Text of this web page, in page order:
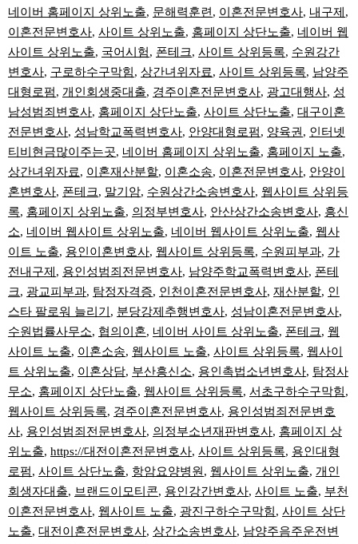
네이버 홈페이지 상위노출, 문해력훈련 , 이혼전문변호사, 내구제 ,
이혼전문변호사, 사이트 상위노출, 홈페이지 상단노출, 네이버 웹
사이트 상위노출, 국어시험, 폰테크, 사이트 상위등록, 수원강간
변호사, 구로하수구막힘, 상간녀위자료, 사이트 상위등록, 남양주
대형로펌, 개인회생중대출, 경주이혼전문변호사, 광고대행사, 성
남성범죄변호사, 홈페이지 상단노출, 사이트 상단노출, 대구이혼
전문변호사, 성남학교폭력변호사, 안양대형로펌, 양육권 , 인터넷
티비현금많이주는곳, 네이버 홈페이지 상위노출, 홈페이지 노출,
상간녀위자료, 이혼재산분할, 이혼소송, 이혼전문변호사, 안양이
혼변호사, 폰테크, 말기암, 수원상간소송변호사, 웹사이트 상위등
록, 홈페이지 상위노출, 의정부변호사, 안산상간소송변호사, 흥신
소, 네이버 웹사이트 상위노출, 네이버 웹사이트 상위노출, 웹사
이트 노출, 용인이혼변호사, 웹사이트 상위등록, 수원피부과, 가
전내구제 , 용인성범죄전문변호사, 남양주학교폭력변호사, 폰테
크, 광교피부과, 탐정자격증, 인천이혼전문변호사, 재산분할, 인
스타 팔로워 늘리기 , 분당강제추행변호사, 성남이혼전문변호사,
수원법률사무소, 협의이혼, 네이버 사이트 상위노출, 폰테크, 웹
사이트 노출, 이혼소송, 웹사이트 노출, 사이트 상위등록, 웹사이
트 상위노출, 이혼상담, 부산흥신소, 용인촉법소년변호사, 탐정사
무소, 홈페이지 상단노출, 웹사이트 상위등록, 서초구하수구막힘,
웹사이트 상위등록, 경주이혼전문변호사, 용인성범죄전문변호
사, 용인성범죄전문변호사, 의정부소년재판변호사, 홈페이지 상
위노출, https://대전이혼전문변호사, 사이트 상위등록, 용인대형
로펌, 사이트 상단노출, 항암요양병원 , 웹사이트 상위노출, 개인
회생자대출, 브랜드이모티콘, 용인강간변호사, 사이트 노출, 부천
이혼전문변호사, 웹사이트 노출, 광진구하수구막힘, 사이트 상단
노출, 대전이혼전문변호사, 상간소송변호사, 남양주음주운전변